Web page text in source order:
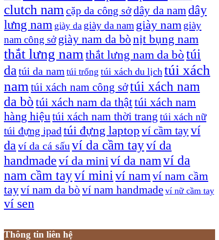
clutch nam cặp da công sởdây da nam dây
lưng nam giày da giày da nam giày nam giày
nam công sở giày nam da bònịt bụng nam
thắt lưng nam thắt lưng nam da bòtúi
da túi da namtúi trống túi xách du lịch túi xách
nam túi xách nam công sởtúi xách nam
da bòtúi xách nam da thậttúi xách nam
hàng hiệu túi xách nam thời trang túi xách nữ
túi đựng ipadtúi đựng laptop ví cầm tayví
daví da cá sấu ví da cầm tayví da
handmadeví da mini ví da namví da
nam cầm tayví mini ví namví nam cầm
tayví nam da bò ví nam handmade ví nữ cầm tay
ví sen
Thông tin liên hệ